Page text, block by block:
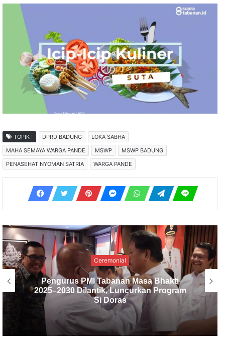
TOPIK : DPRD BADUNG
LOKA SABHA
MAHA SEMAYA WARGA PANDE
MSWP
MSWP BADUNG
PENASEHAT NYOMAN SATRIA
WARGA PANDE
Ceremonial
MUSLUB PMI Tabanan 2025, PMI Provinsi
Bali Tekankan Pentingnya Tata Kelola
dan Sinergi dengan Pemerintah